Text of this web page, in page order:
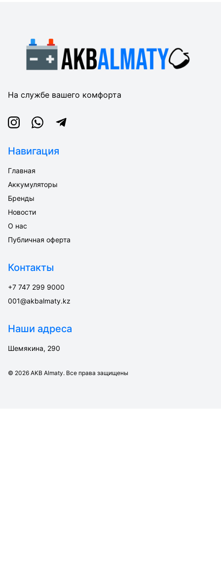
На службе вашего комфорта
InstagramWhatsappTelegram
Навигация
Главная
Аккумуляторы
Бренды
Новости
О нас
Публичная оферта
Контакты
+7 747 299 9000
001@akbalmaty.kz
Наши адреса
Шемякина, 290
© 2026 AKB Almaty. Все права защищены